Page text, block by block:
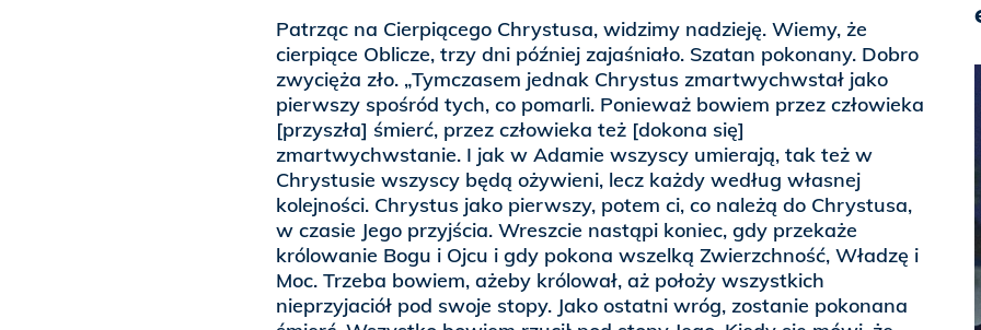
Patrząc na Cierpiącego Chrystusa, widzimy nadzieję. Wiemy, że
cierpiące Oblicze, trzy dni później zajaśniało. Szatan pokonany. Dobro
zwycięża zło. „Tymczasem jednak Chrystus zmartwychwstał jako
pierwszy spośród tych, co pomarli. Ponieważ bowiem przez człowieka
[przyszła] śmierć, przez człowieka też [dokona się]
zmartwychwstanie. I jak w Adamie wszyscy umierają, tak też w
Chrystusie wszyscy będą ożywieni, lecz każdy według własnej
kolejności. Chrystus jako pierwszy, potem ci, co należą do Chrystusa,
w czasie Jego przyjścia. Wreszcie nastąpi koniec, gdy przekaże
królowanie Bogu i Ojcu i gdy pokona wszelką Zwierzchność, Władzę i
Moc. Trzeba bowiem, ażeby królował, aż położy wszystkich
nieprzyjaciół pod swoje stopy. Jako ostatni wróg, zostanie pokonana